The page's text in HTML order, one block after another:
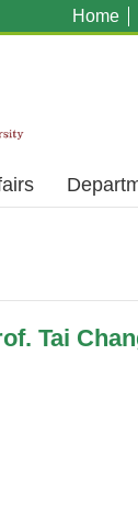
Home
Tai